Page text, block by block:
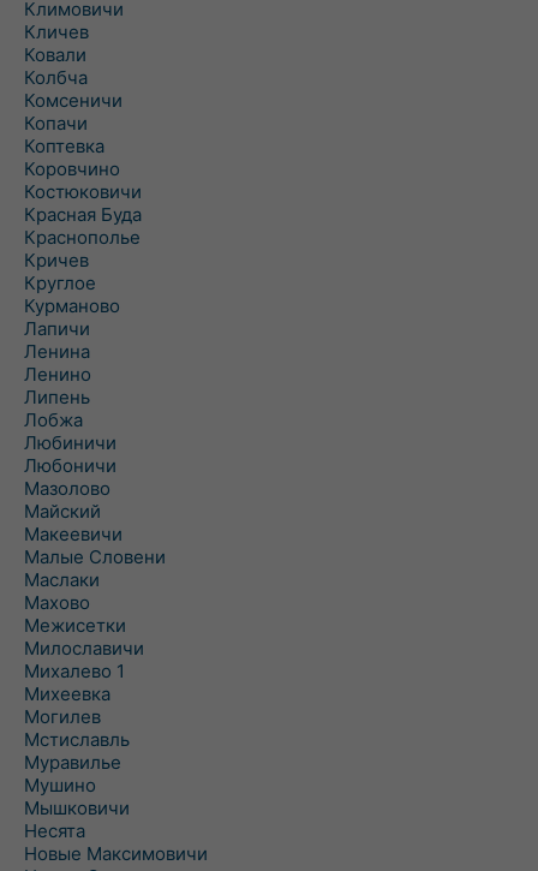
Климовичи
Кличев
Ковали
Колбча
Комсеничи
Копачи
Коптевка
Коровчино
Костюковичи
Красная Буда
Краснополье
Кричев
Круглое
Курманово
Лапичи
Ленина
Ленино
Липень
Лобжа
Любиничи
Любоничи
Мазолово
Майский
Макеевичи
Малые Словени
Маслаки
Махово
Межисетки
Милославичи
Михалево 1
Михеевка
Могилев
Мстиславль
Муравилье
Мушино
Мышковичи
Несята
Новые Максимовичи